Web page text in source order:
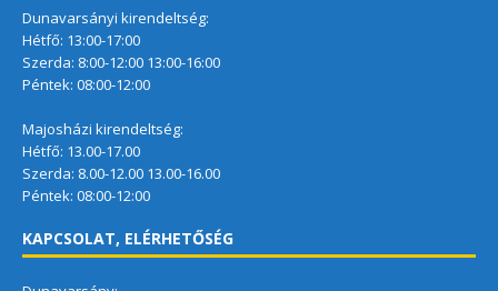
Dunavarsányi kirendeltség:
Hétfő: 13:00-17:00
Szerda: 8:00-12:00 13:00-16:00
Péntek: 08:00-12:00
Majosházi kirendeltség:
Hétfő: 13.00-17.00
Szerda: 8.00-12.00 13.00-16.00
Péntek: 08:00-12:00
KAPCSOLAT, ELÉRHETŐSÉG